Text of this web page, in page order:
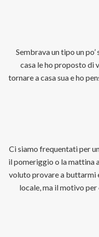
Sembrava un tipo un
casa le ho proposto di
tornare a casa sua e ho
Ci siamo frequentati per
il pomeriggio o la mattina
voluto provare a buttarmi
locale, ma il motivo